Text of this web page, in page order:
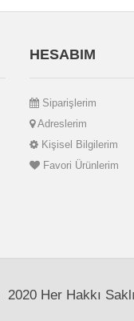
HESABIM
Siparişlerim
Adreslerim
Kişisel Bilgilerim
Favori Ürünlerim
2020 Her Hakkı